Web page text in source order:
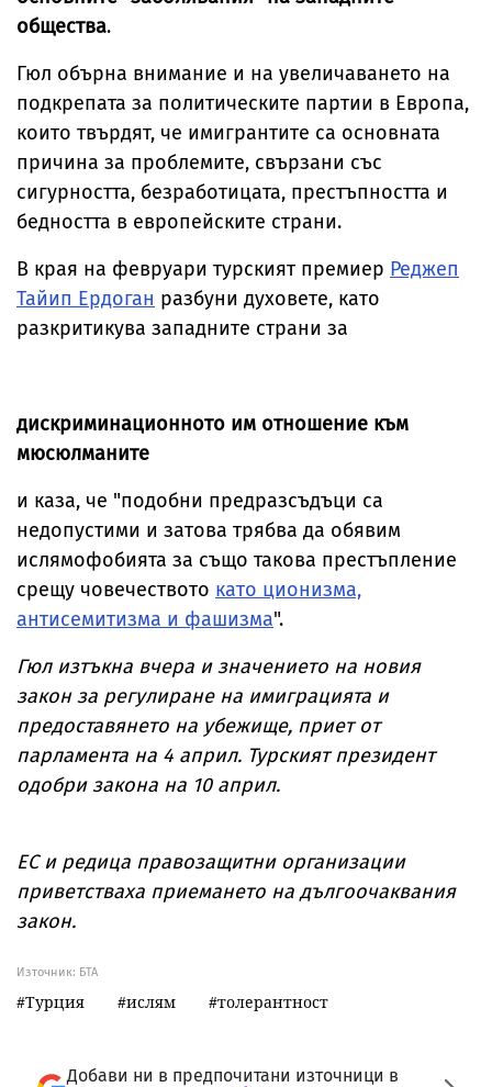
общества.
Гюл обърна внимание и на увеличаването на
подкрепата за политическите партии в Европа,
които твърдят, че имигрантите са основната
причина за проблемите, свързани със
сигурността, безработицата, престъпността и
бедността в европейските страни.
В края на февруари турският премиер Реджеп
Тайип Ердоган разбуни духовете, като
разкритикува западните страни за
дискриминационното им отношение към
мюсюлманите
и каза, че "подобни предразсъдъци са
недопустими и затова трябва да обявим
ислямофобията за също такова престъпление
срещу човечеството като ционизма,
антисемитизма и фашизма".
Гюл изтъкна вчера и значението на новия
закон за регулиране на имиграцията и
предоставянето на убежище, приет от
парламента на 4 април. Турският президент
одобри закона на 10 април.
ЕС и редица правозащитни организации
приветстваха приемането на дългоочаквания
закон.
Източник: БТА
Турция ислям толерантност
Добави ни в предпочитани източници в